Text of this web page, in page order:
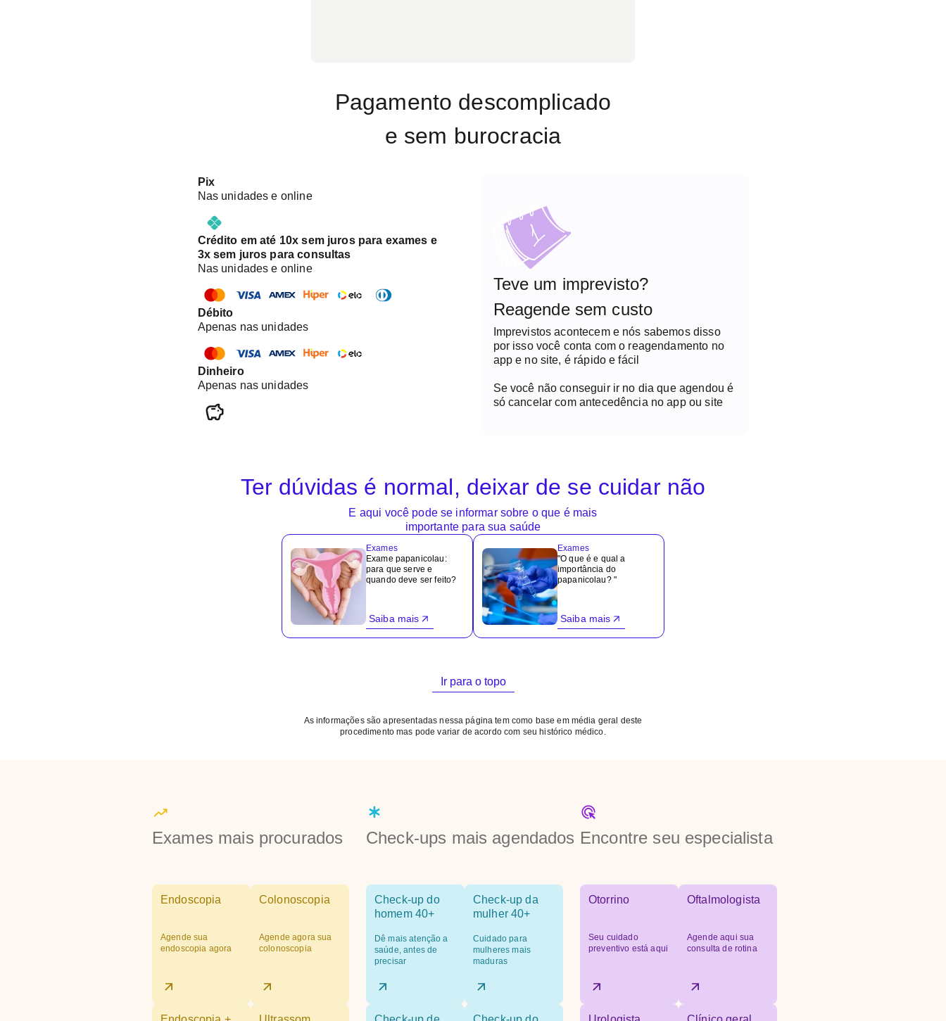
Pagamento descomplicado
e sem burocracia
Pix
Nas unidades e online
Crédito em até 10x sem juros para exames e
3x sem juros para consultas
Nas unidades e online
Débito
Apenas nas unidades
Dinheiro
Apenas nas unidades
Teve um imprevisto?
Reagende sem custo
Imprevistos acontecem e nós sabemos disso
por isso você conta com o reagendamento no
app e no site, é rápido e fácil
Se você não conseguir ir no dia que agendou é
só cancelar com antecedência no app ou site
Ter dúvidas é normal, deixar de se cuidar não
E aqui você pode se informar sobre o que é mais
importante para sua saúde
Exames
Exame papanicolau:
para que serve e
quando deve ser feito?
Saiba mais
Exames
"O que é e qual a
importância do
papanicolau? "
Saiba mais
Ir para o topo
As informações são apresentadas nessa página tem como base em média geral deste
procedimento mas pode variar de acordo com seu histórico médico.
Exames mais procurados
Endoscopia
Agende sua
endoscopia agora
Colonoscopia
Agende agora sua
colonoscopia
Check-ups mais agendados
Check-up do
homem 40+
Dê mais atenção a
saúde, antes de
precisar
Check-up da
mulher 40+
Cuidado para
mulheres mais
maduras
Encontre seu especialista
Otorrino
Seu cuidado
preventivo está aqui
Oftalmologista
Agende aqui sua
consulta de rotina